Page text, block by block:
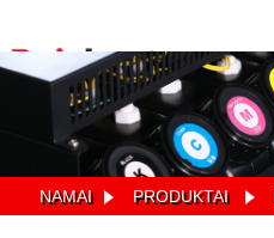
NAMAI PRODUKTAI